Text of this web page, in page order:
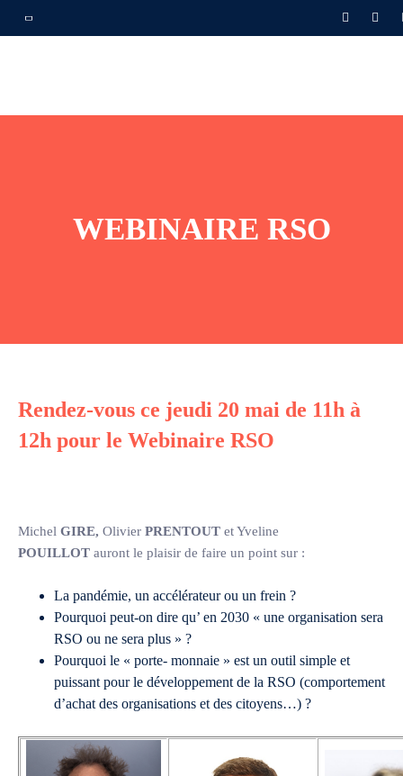
WEBINAIRE RSO
Rendez-vous ce jeudi 20 mai de 11h à
12h pour le Webinaire RSO
Michel GIRE, Olivier PRENTOUT et Yveline
POUILLOT auront le plaisir de faire un point sur :
La pandémie, un accélérateur ou un frein ?
Pourquoi peut-on dire qu’ en 2030 « une organisation sera
RSO ou ne sera plus » ?
Pourquoi le « porte- monnaie » est un outil simple et
puissant pour le développement de la RSO (comportement
d’achat des organisations et des citoyens…) ?